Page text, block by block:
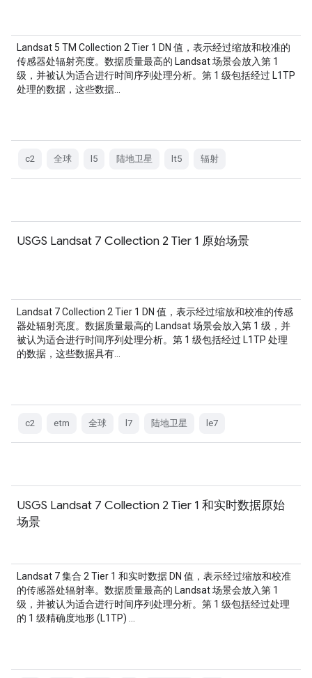
Landsat 5 TM Collection 2 Tier 1 DN 值，表示经过缩放和校准的
传感器处辐射亮度。数据质量最高的 Landsat 场景会放入第 1
级，并被认为适合进行时间序列处理分析。第 1 级包括经过 L1TP
处理的数据，这些数据…
c2 全球 l5 陆地卫星 lt5 辐射
USGS Landsat 7 Collection 2 Tier 1 原始场景
Landsat 7 Collection 2 Tier 1 DN 值，表示经过缩放和校准的传感
器处辐射亮度。数据质量最高的 Landsat 场景会放入第 1 级，并
被认为适合进行时间序列处理分析。第 1 级包括经过 L1TP 处理
的数据，这些数据具有…
c2 etm 全球 l7 陆地卫星 le7
USGS Landsat 7 Collection 2 Tier 1 和实时数据原始
场景
Landsat 7 集合 2 Tier 1 和实时数据 DN 值，表示经过缩放和校准
的传感器处辐射率。数据质量最高的 Landsat 场景会放入第 1
级，并被认为适合进行时间序列处理分析。第 1 级包括经过处理
的 1 级精确度地形 (L1TP) …